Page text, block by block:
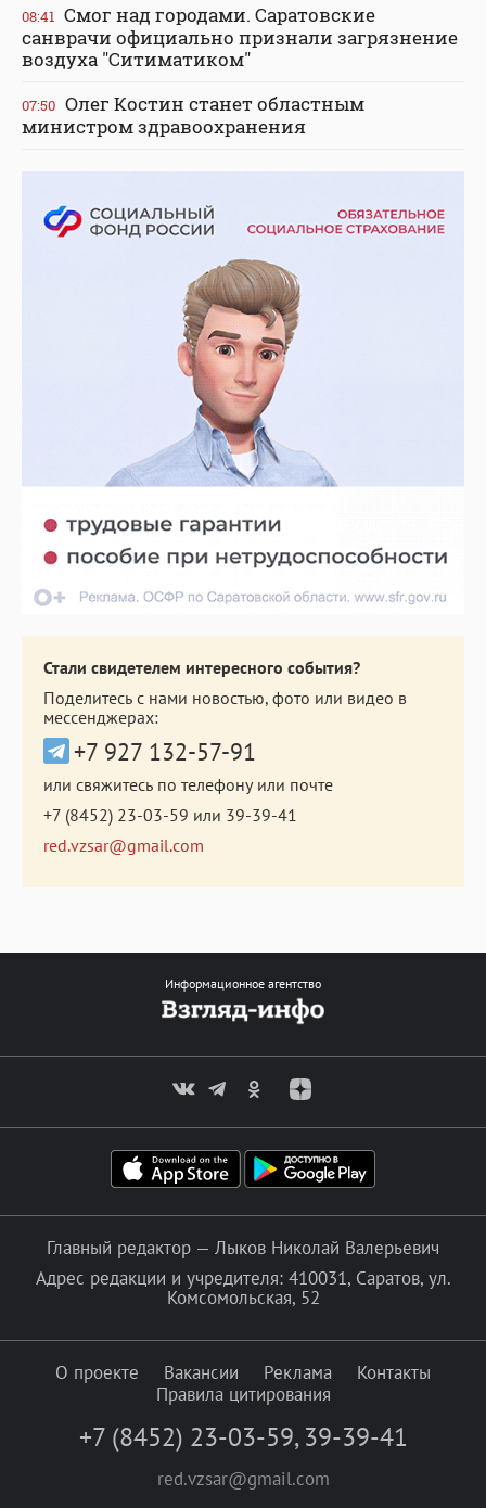
08:41 Смог над городами. Саратовские
санврачи официально признали загрязнение
воздуха "Ситиматиком"
07:50 Олег Костин станет областным
министром здравоохранения
Стали свидетелем интересного события?
Поделитесь с нами новостью, фото или видео в
мессенджерах:
+7 927 132-57-91
или свяжитесь по телефону или почте
+7 (8452) 23-03-59 или 39-39-41
red.vzsar@gmail.com
Информационное агентство
Главный редактор — Лыков Николай Валерьевич
Адрес редакции и учредителя: 410031, Саратов, ул.
Комсомольская, 52
О проекте Вакансии Реклама
Контакты
Правила цитирования
+7 (8452) 23-03-59, 39-39-41
red.vzsar@gmail.com